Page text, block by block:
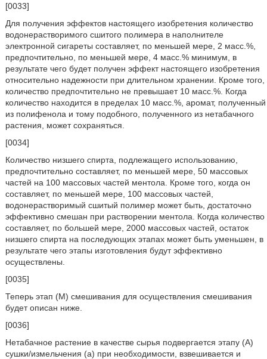
[0033]
Для получения эффектов настоящего изобретения количество
водонерастворимого сшитого полимера в наполнителе
электронной сигареты составляет, по меньшей мере, 2 масс.%,
предпочтительно, по меньшей мере, 4 масс.% минимум, в
результате чего будет получен эффект настоящего изобретения
относительно надежности при длительном хранении. Кроме того,
количество предпочтительно не превышает 10 масс.%. Когда
количество находится в пределах 10 масс.%, аромат, полученный
из полифенола и тому подобного, полученного из нетабачного
растения, может сохраняться.
[0034]
Количество низшего спирта, подлежащего использованию,
предпочтительно составляет, по меньшей мере, 50 массовых
частей на 100 массовых частей ментола. Кроме того, когда он
составляет, по меньшей мере, 100 массовых частей,
водонерастворимый сшитый полимер может быть, достаточно
эффективно смешан при растворении ментола. Когда количество
составляет, по большей мере, 2000 массовых частей, остаток
низшего спирта на последующих этапах может быть уменьшен, в
результате чего этапы изготовления будут эффективно
осуществлены.
[0035]
Теперь этап (M) смешивания для осуществления смешивания
будет описан ниже.
[0036]
Нетабачное растение в качестве сырья подвергается этапу (A)
сушки/измельчения (а) при необходимости, взвешивается и